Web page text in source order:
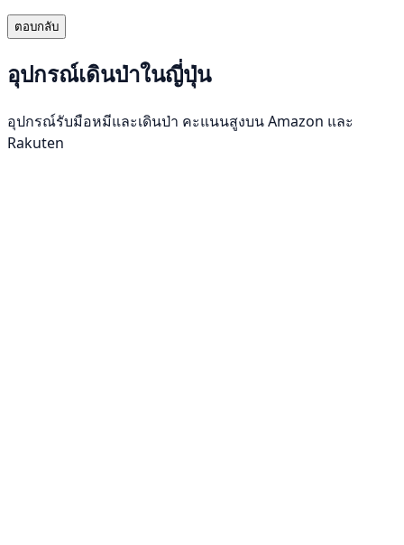
ตอบกลับ
อุปกรณ์เดินป่าในญี่ปุ่น
อุปกรณ์รับมือหมีและเดินป่า คะแนนสูงบน Amazon และ
Rakuten